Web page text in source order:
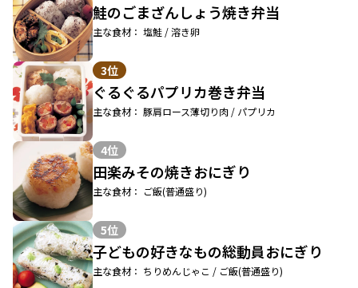
鮭のごまざんしょう焼き弁当
主な食材： 塩鮭 / 溶き卵
3位
ぐるぐるパプリカ巻き弁当
主な食材： 豚肩ロース薄切り肉 / パプリカ
4位
田楽みその焼きおにぎり
主な食材： ご飯(普通盛り)
5位
子どもの好きなもの総動員おにぎり
主な食材： ちりめんじゃこ / ご飯(普通盛り)